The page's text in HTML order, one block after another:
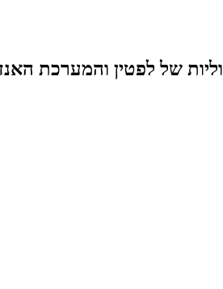
של לפטין והמערכת